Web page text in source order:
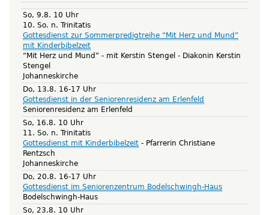
So, 9.8. 10 Uhr
10. So. n. Trinitatis
Gottesdienst zur Sommerpredigtreihe “Mit Herz und Mund”
mit Kinderbibelzeit
“Mit Herz und Mund” - mit Kerstin Stengel
Diakonin Kerstin
Stengel
Johanneskirche
Do, 13.8. 16-17 Uhr
Gottesdienst in der Seniorenresidenz am Erlenfeld
Seniorenresidenz am Erlenfeld
So, 16.8. 10 Uhr
11. So. n. Trinitatis
Gottesdienst mit Kinderbibelzeit
Pfarrerin Christiane
Rentzsch
Johanneskirche
Do, 20.8. 16-17 Uhr
Gottesdienst im Seniorenzentrum Bodelschwingh-Haus
Bodelschwingh-Haus
So, 23.8. 10 Uhr